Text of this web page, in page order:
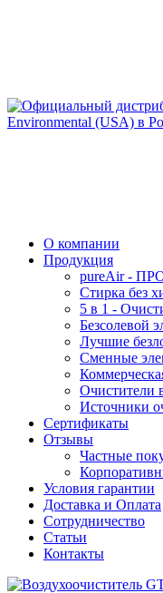
О компании
Продукция
pureAir -
Стирка без
5 в 1 -
Безсолевой
Лучшие
Сменные
Очистители
Источники
Сертификаты
Отзывы
Частные
Условия гарантии
Доставка и Оплата
Сотрудничество
Статьи
Контакты